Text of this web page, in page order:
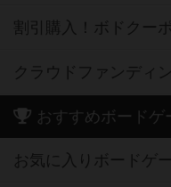
割引購入！ボドクー
クラウドファンディ
おすすめボードゲ
お気に入りボードゲ